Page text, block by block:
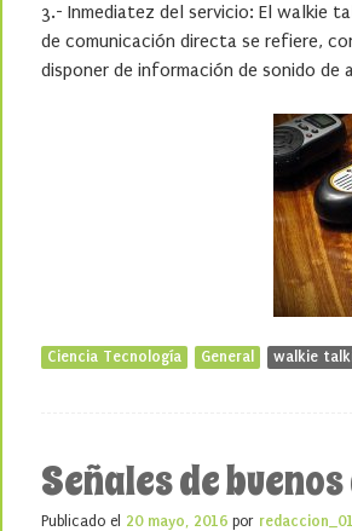
3.- Inmediatez del servicio: El walkie
de comunicación directa se refiere,
disponer de información de sonido de
Ciencia Tecnología General walkie
Señales de
Publicado el 20 mayo, 2016 por redaccion_01